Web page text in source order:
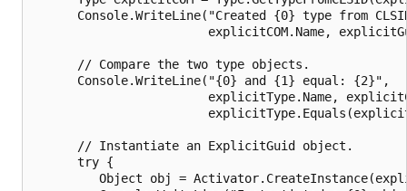
Console.WriteLine("Created {0} type from
explicitCOM.Name,
      // Compare the two type objects.
      Console.WriteLine("{0} and {1} equal: {2}",
explicitType.Name,
      // Instantiate an ExplicitGuid object.
      try {
Object obj =